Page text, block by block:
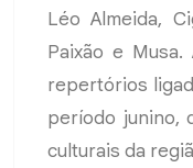
Léo Almeida,
Paixão e
repertórios
período junino,
culturais da